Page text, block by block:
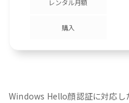
レンタル月額
購入
Windows Hello顔認証に対応し